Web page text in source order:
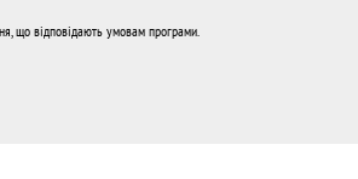
що відповідають умовам програми.